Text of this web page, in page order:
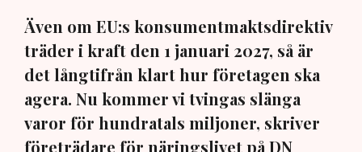
Även om EU:s konsumentmaktsdirektiv
träder i kraft den 1 januari 2027, så är
det långtifrån klart hur företagen ska
agera. Nu kommer vi tvingas slänga
varor för hundratals miljoner, skriver
företrädare för näringslivet på DN